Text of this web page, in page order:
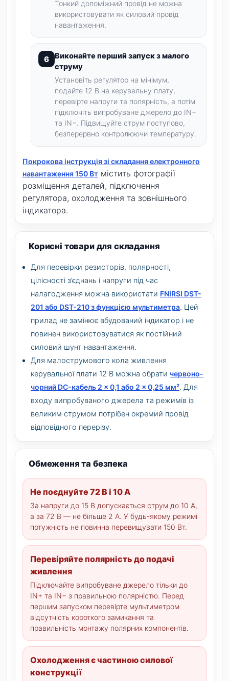
Тонкий допоміжний провід не можна
використовувати як силовий провід
навантаження.
Виконайте перший запуск з малого
струму
Установіть регулятор на мінімум,
подайте 12 В на керувальну плату,
перевірте напруги та полярність, а потім
підключіть випробуване джерело до IN+
та IN−. Підвищуйте струм поступово,
безперервно контролюючи температуру.
Покрокова інструкція зі складання електронного
навантаження 150 Вт містить фотографії
розміщення деталей, підключення
регулятора, охолодження та зовнішнього
індикатора.
Корисні товари для складання
Для перевірки резисторів, полярності,
цілісності з’єднань і напруги під час
налагодження можна використати FNIRSI DST-
201 або DST-210 з функцією мультиметра. Цей
прилад не замінює вбудований індикатор і не
повинен використовуватися як постійний
силовий шунт навантаження.
Для малострумового кола живлення
керувальної плати 12 В можна обрати червоно-
чорний DC-кабель 2 × 0,1 або 2 × 0,25 мм². Для
входу випробуваного джерела та режимів із
великим струмом потрібен окремий провід
відповідного перерізу.
Обмеження та безпека
Не поєднуйте 72 В і 10 А
За напруги до 15 В допускається струм до 10 А,
а за 72 В — не більше 2 А. У будь-якому режимі
потужність не повинна перевищувати 150 Вт.
Перевіряйте полярність до подачі
живлення
Підключайте випробуване джерело тільки до
IN+ та IN− з правильною полярністю. Перед
першим запуском перевірте мультиметром
відсутність короткого замикання та
правильність монтажу полярних компонентів.
Охолодження є частиною силової
конструкції